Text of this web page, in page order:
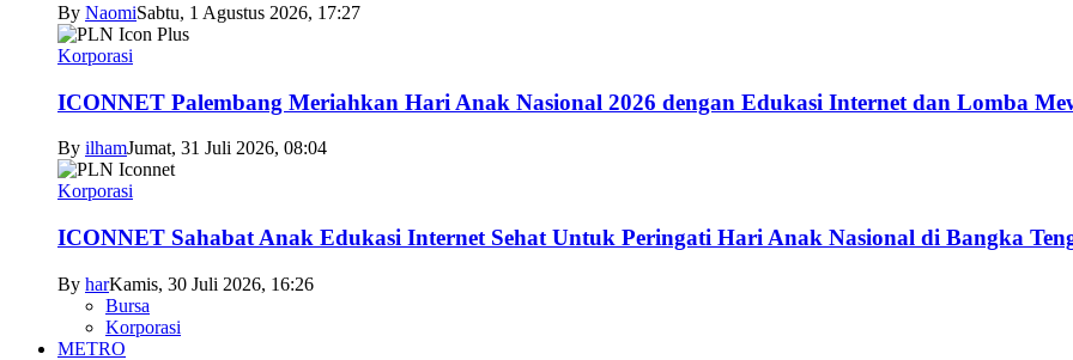
By NaomiSabtu, 1 Agustus 2026, 17:27
Korporasi
ICONNET Palembang Meriahkan Hari Anak Nasional 2026 dengan Edukasi Internet dan Lomba
By ilhamJumat, 31 Juli 2026, 08:04
Korporasi
ICONNET Sahabat Anak Edukasi Internet Sehat Untuk Peringati Hari Anak Nasional di Bangka
By harKamis, 30 Juli 2026, 16:26
Bursa
Korporasi
METRO